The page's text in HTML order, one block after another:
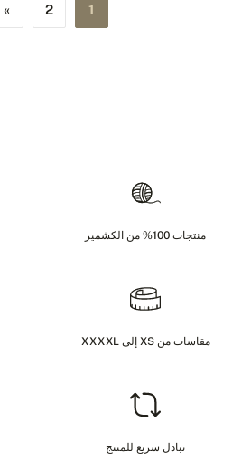
1
2
»
منتجات 100% من الكشمير
مقاسات من XS إلى XXXXL
تبادل سريع للمنتج